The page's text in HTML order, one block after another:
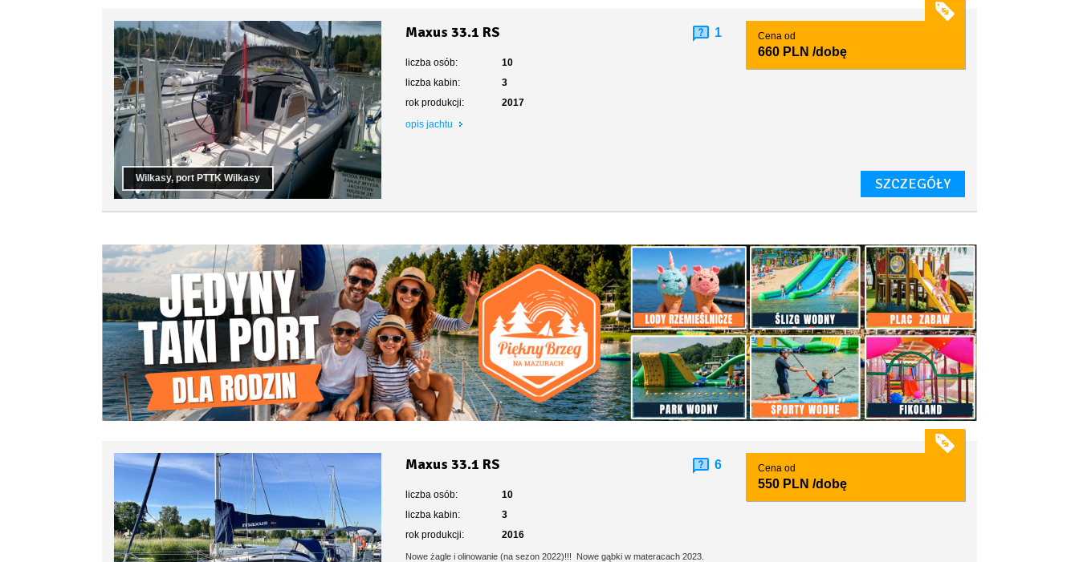
Wilkasy, port PTTK Wilkasy
Maxus 33.1 RS 1
liczba osób:
10
liczba kabin:
3
rok produkcji:
2017
opis jachtu
Cena od
660 PLN /dobę
SZCZEGÓŁY
Maxus 33.1 RS 6
liczba osób:
10
liczba kabin:
3
rok produkcji:
2016
Nowe żagle i olinowanie (na sezon 2022)!!! Nowe gąbki w materacach 2023.
Cena od
550 PLN /dobę